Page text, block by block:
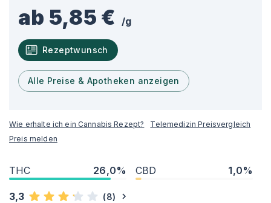
ab 5,85 € /g
Rezeptwunsch
Alle Preise & Apotheken anzeigen
Wie erhalte ich ein Cannabis Rezept?
Telemedizin Preisvergleich
Preis melden
THC 26,0% CBD 1,0%
3,3 (8)